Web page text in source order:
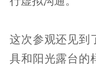
这次参观还见到
具和阳光露台的